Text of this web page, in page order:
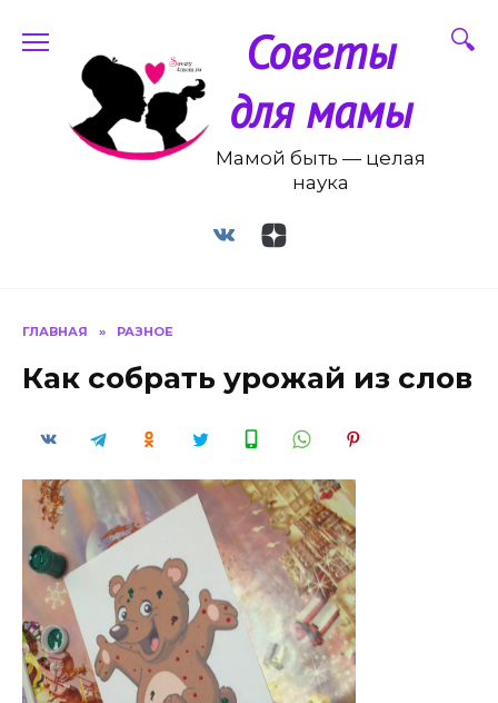
содержанию
Советы
для мамы
Мамой быть — целая
наука
ГЛАВНАЯ » РАЗНОЕ
Как собрать урожай из слов